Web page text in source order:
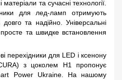
матеріали та сучасні технології.
для лед-ламп отримують
довго та надійно. Універсальні
та швидке встановлення
перехідники для LED і ксенону
з цоколем H1 пропонує
Power Ukraine. На нашому